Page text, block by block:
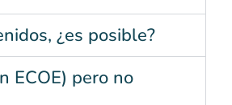
¿es posible?
ECOE) pero no